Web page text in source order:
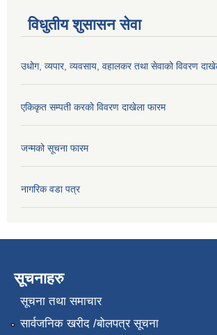
विधुतीय शुसासन सेवा
उधोग, व्यपार, व्यवसाय, वहालकर तथा सेवाको विवरण
एकिकृत सम्पती करको विवरण दाखेला फारम
जन्मको सूचना फारम
नागरिक वडा पत्र
सूचनाहरु
सूचना तथा समाचार
सार्वजनिक खरीद /बोलपत्र सूचना